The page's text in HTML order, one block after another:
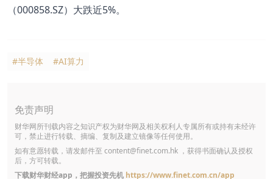
（000858.SZ）大跌近5%。
#半导体 #AI算力
免责声明
财华网所刊载内容之知识产权为财华网及相关权利人专属所有或持有未经许
可，禁止进行转载、摘编、复制及建立镜像等任何使用。
如有意愿转载，请发邮件至 content@finet.com.hk ，获得书面确认及授权
后，方可转载。
下载财华财经app，把握投资先机 https://www.finet.com.cn/app